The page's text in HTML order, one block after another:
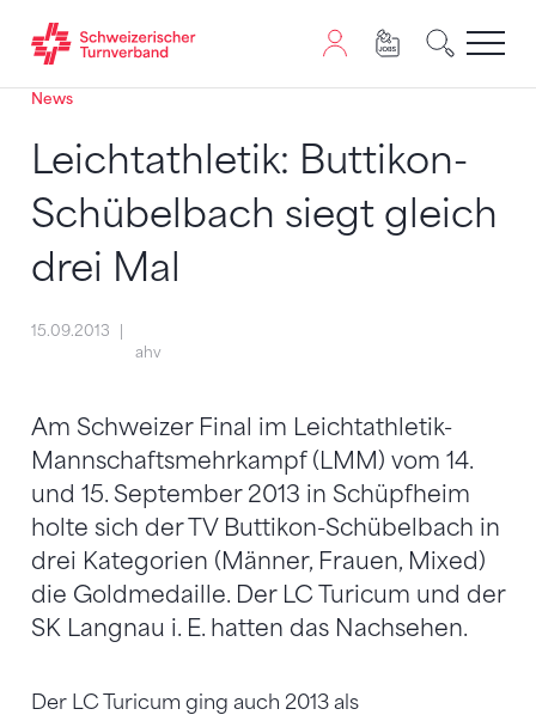
Zum Inhalt springen
Zur Sitemap navigieren
Zum Navigieren dieser Seite wird JavaScript benötigt.
News
Leichtathletik: Buttikon-
Schübelbach siegt gleich
drei Mal
15.09.2013
ahv
Am Schweizer Final im Leichtathletik-
Mannschaftsmehrkampf (LMM) vom 14.
und 15. September 2013 in Schüpfheim
holte sich der TV Buttikon-Schübelbach in
drei Kategorien (Männer, Frauen, Mixed)
die Goldmedaille. Der LC Turicum und der
SK Langnau i. E. hatten das Nachsehen.
Der LC Turicum ging auch 2013 als